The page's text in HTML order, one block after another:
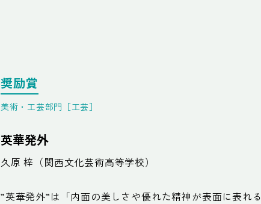
奨励賞
美術・工芸部門［工芸］
英華発外
久原 梓（関西文化芸術高等学校）
”英華発外”は「内面の美しさや優れた精神が表面に表れる